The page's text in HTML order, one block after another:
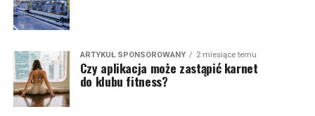
ARTYKUŁ SPONSOROWANY 2 miesiące temu
Czy aplikacja może zastąpić karnet
do klubu fitness?